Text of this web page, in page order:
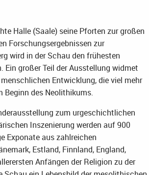
Halle (Saale) seine Pforten zur großen
Forschungsergebnissen zur
wird in der Schau den frühesten
großer Teil der Ausstellung widmet
Entwicklung, die viel mehr
Beginn des Neolithikums.
zum urgeschichtlichen
Inszenierung werden auf 900
Exponate aus zahlreichen
Estland, Finnland, England,
Anfängen der Religion zu der